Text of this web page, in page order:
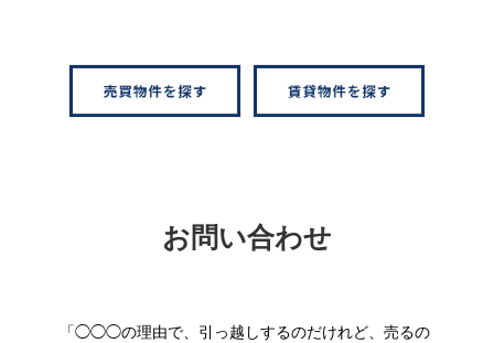
お問い合わせ
「◯◯◯の理由で、引っ越しするのだけれど、売るの